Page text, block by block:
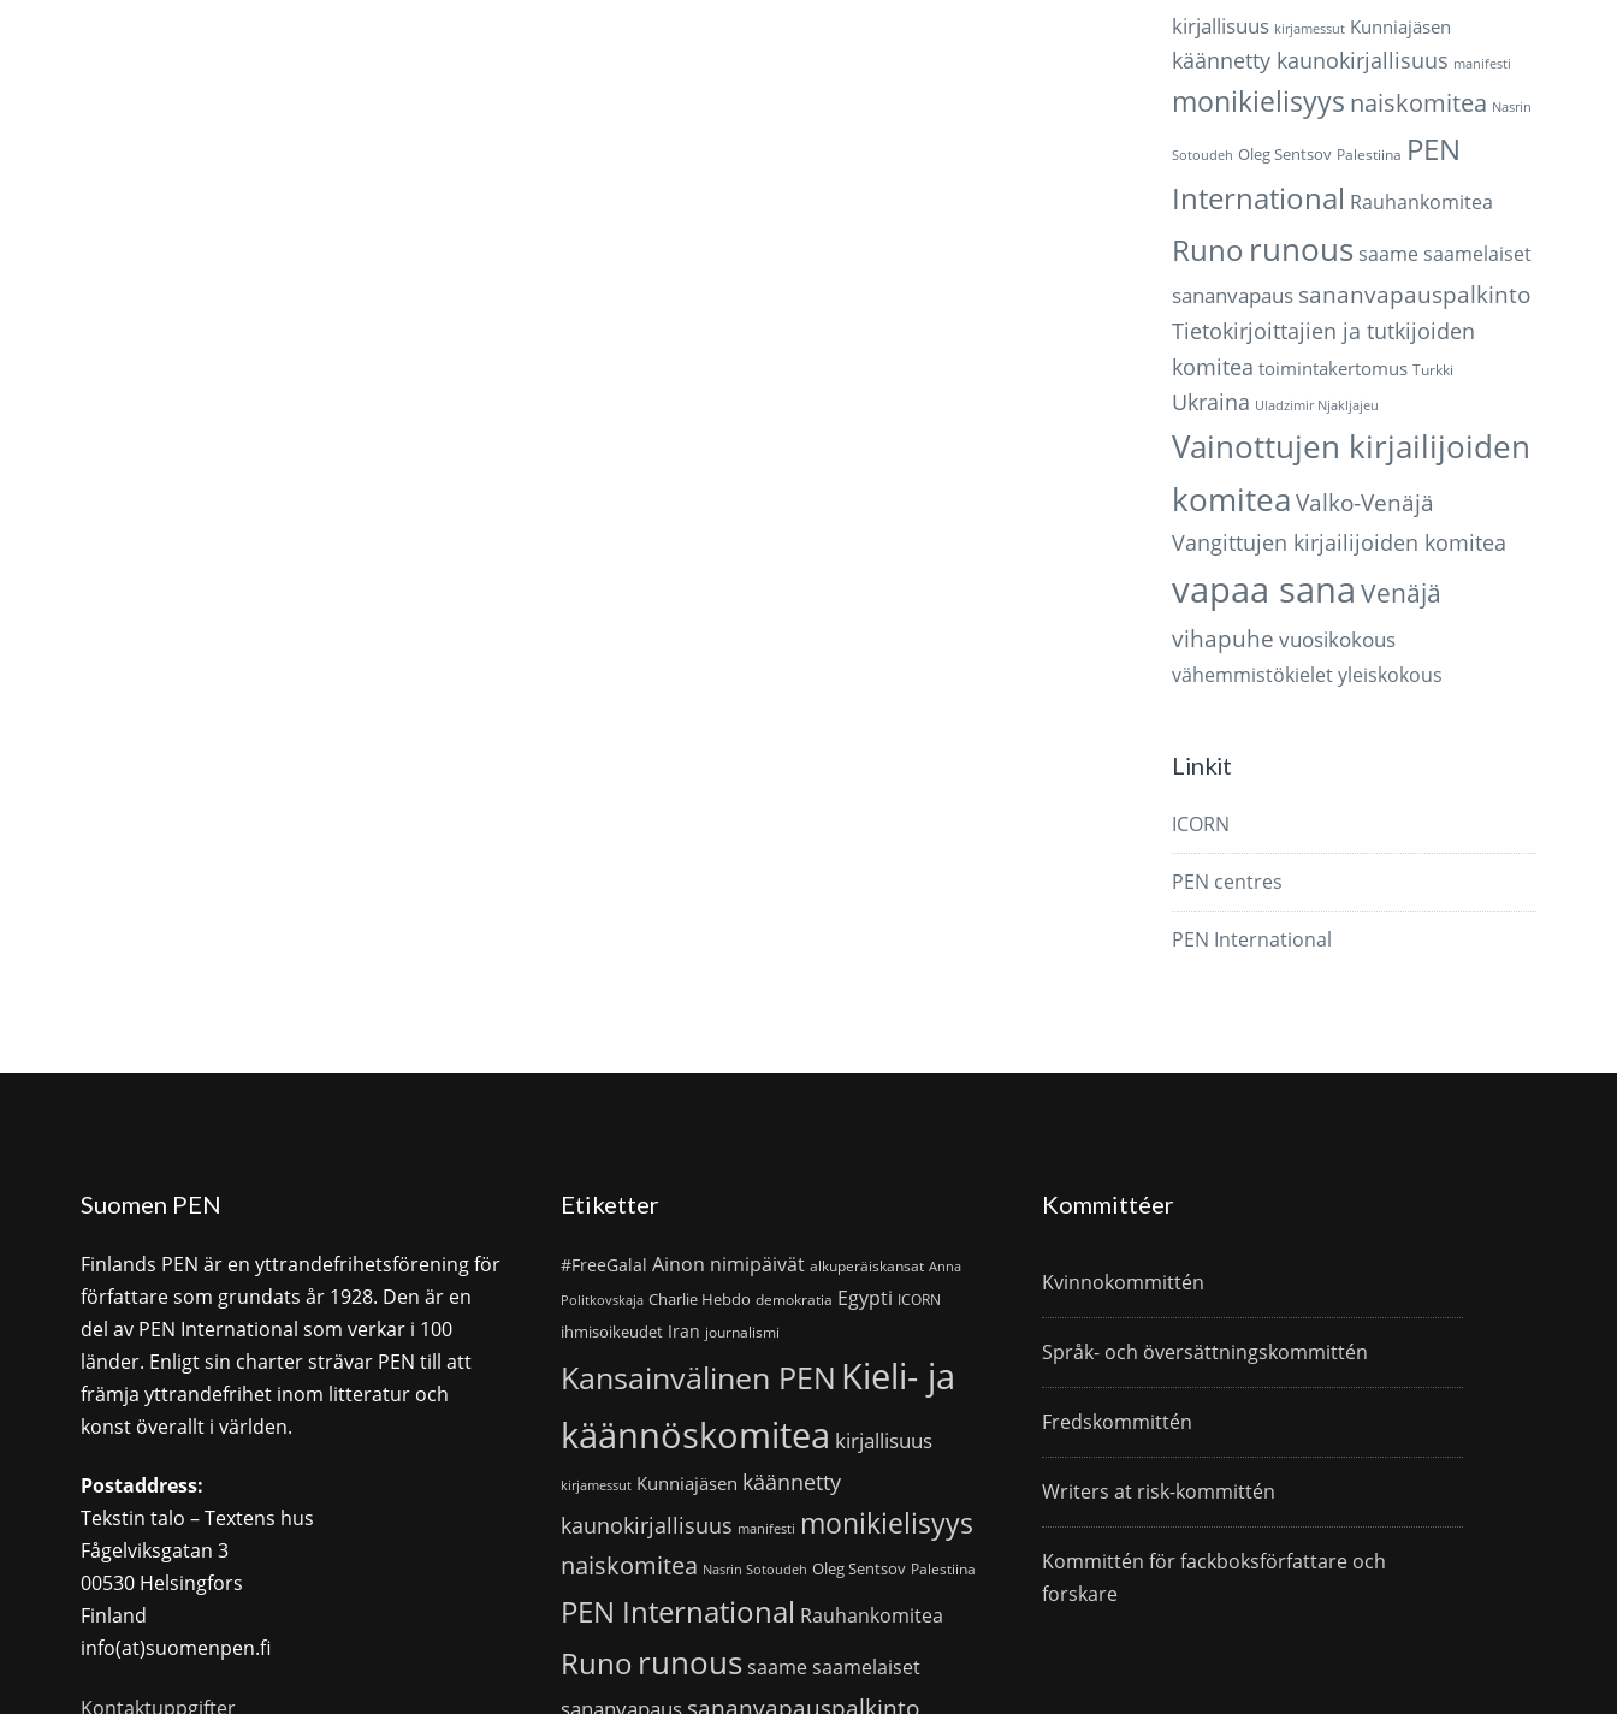
kirjallisuus kirjamessut Kunniajäsen
käännetty kaunokirjallisuus manifesti
monikielisyys naiskomitea Nasrin
Sotoudeh Oleg Sentsov Palestiina PEN
International Rauhankomitea
Runo runous saame saamelaiset
sananvapaus sananvapauspalkinto
Tietokirjoittajien ja tutkijoiden
komitea toimintakertomus Turkki
Ukraina Uladzimir Njakljajeu
Vainottujen kirjailijoiden
komitea Valko-Venäjä
Vangittujen kirjailijoiden komitea
vapaa sana Venäjä
vihapuhe vuosikokous
vähemmistökieletyleiskokous
Linkit
ICORN
PEN centres
PEN International
Suomen PEN
Finlands PEN är en yttrandefrihetsförening för
författare som grundats år 1928. Den är en
del av PEN International som verkar i 100
länder. Enligt sin charter strävar PEN till att
främja yttrandefrihet inom litteratur och
konst överallt i världen.
Postaddress:
Tekstin talo – Textens hus
Fågelviksgatan 3
00530 Helsingfors
Finland
info(at)suomenpen.fi
Kontaktuppgifter
Etiketter
#FreeGalal Ainon nimipäivät alkuperäiskansat Anna
Politkovskaja Charlie Hebdo demokratia Egypti ICORN
ihmisoikeudet Iran journalismi
Kansainvälinen PEN Kieli- ja
käännöskomitea kirjallisuus
kirjamessut Kunniajäsen käännetty
kaunokirjallisuus manifesti monikielisyys
naiskomitea Nasrin Sotoudeh Oleg Sentsov Palestiina
PEN International Rauhankomitea
Runo runoussaamesaamelaiset
sananvapaus sananvapauspalkinto
Kommittéer
Kvinnokommittén
Språk- och översättningskommittén
Fredskommittén
Writers at risk-kommittén
Kommittén för fackboksförfattare och
forskare